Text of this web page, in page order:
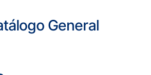
General